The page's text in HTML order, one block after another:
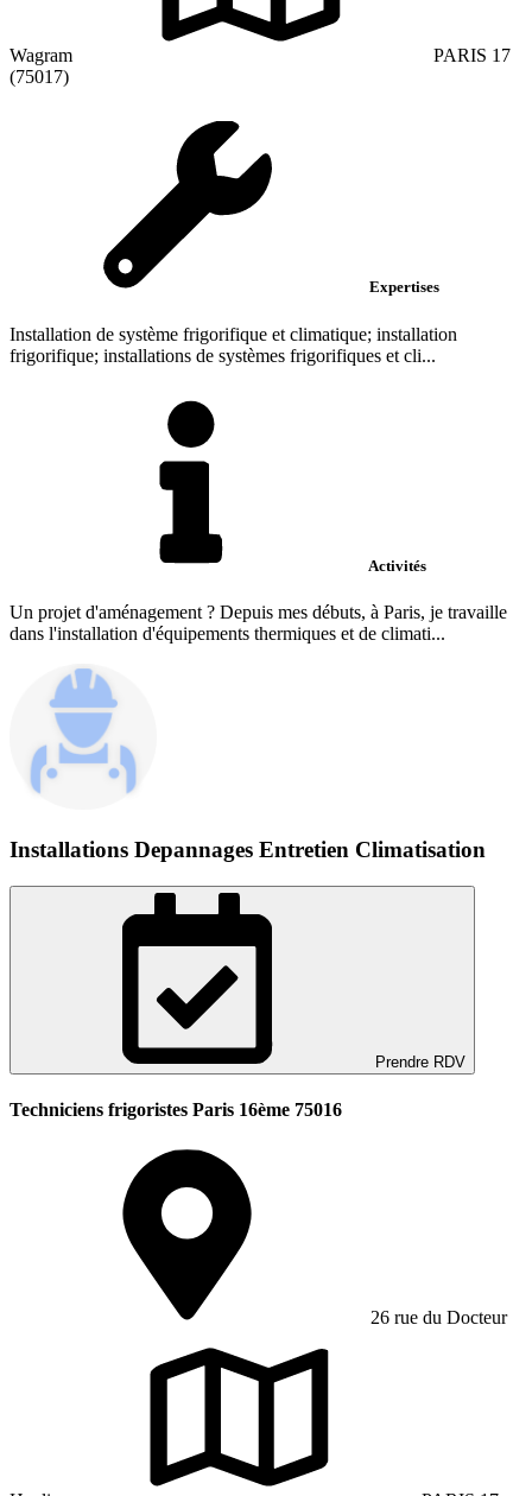
Wagram
PARIS 17
(75017)
Expertises
Installation de système frigorifique et climatique; installation
frigorifique; installations de systèmes frigorifiques et cli...
Activités
Un projet d'aménagement ? Depuis mes débuts, à Paris, je travaille
dans l'installation d'équipements thermiques et de climati...
Installations Depannages Entretien Climatisation
Prendre RDV
Techniciens frigoristes Paris 16ème 75016
26 rue du Docteur